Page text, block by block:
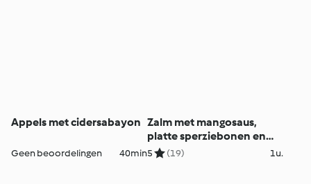
Appels met cidersabayon
Geen beoordelingen 40min
Zalm met mangosaus,
platte sperziebonen en
wortelen
5 (19) 1u.